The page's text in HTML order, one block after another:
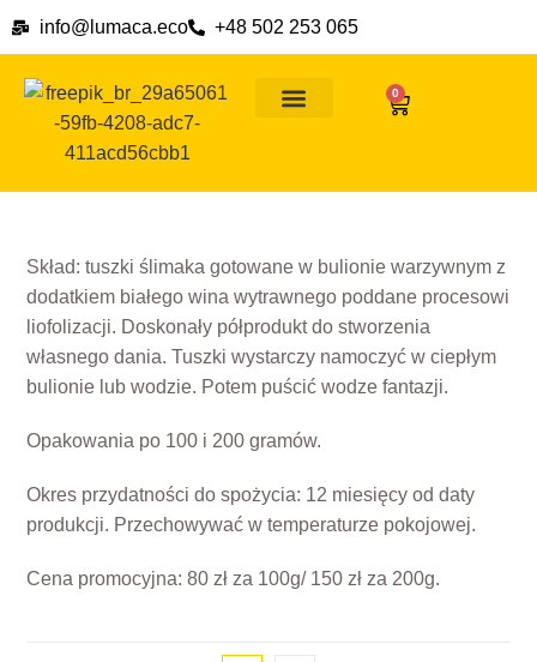
info@lumaca.eco +48 502 253 065
0
Skład: tuszki ślimaka gotowane w bulionie warzywnym z
dodatkiem białego wina wytrawnego poddane procesowi
liofolizacji. Doskonały półprodukt do stworzenia
własnego dania. Tuszki wystarczy namoczyć w ciepłym
bulionie lub wodzie. Potem puścić wodze fantazji.
Opakowania po 100 i 200 gramów.
Okres przydatności do spożycia: 12 miesięcy od daty
produkcji. Przechowywać w temperaturze pokojowej.
Cena promocyjna: 80 zł za 100g/ 150 zł za 200g.